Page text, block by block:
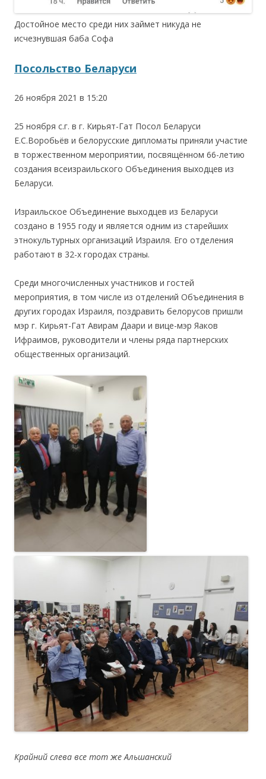
Достойное место среди них займет никуда не
исчезнувшая баба Софа
Посольство Беларуси
26 ноября 2021 в 15:20
25 ноября с.г. в г. Кирьят-Гат Посол Беларуси
Е.С.Воробьёв и белорусские дипломаты приняли участие
в торжественном мероприятии, посвящённом 66-летию
создания всеизраильского Объединения выходцев из
Беларуси.
Израильское Объединение выходцев из Беларуси
создано в 1955 году и является одним из старейших
этнокультурных организаций Израиля. Его отделения
работают в 32-х городах страны.
Среди многочисленных участников и гостей
мероприятия, в том числе из отделений Объединения в
других городах Израиля, поздравить белорусов пришли
мэр г. Кирьят-Гат Авирам Даари и вице-мэр Яаков
Ифраимов, руководители и члены ряда партнерских
общественных организаций.
Крайний слева все тот же Альшанский